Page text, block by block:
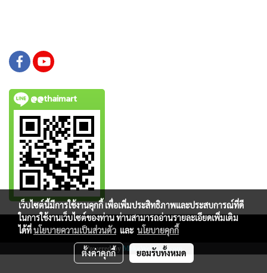
@@thaimart
Copy right by www.thaimartonline.com
Powered byMakeWebEasy.com
เว็บไซต์นี้มีการใช้งานคุกกี้ เพื่อเพิ่มประสิทธิภาพและประสบการณ์ที่ดี
ในการใช้งานเว็บไซต์ของท่าน ท่านสามารถอ่านรายละเอียดเพิ่มเติม
ได้ที่นโยบายความเป็นส่วนตัว และ นโยบายคุกกี้
ตั้งค่าคุกกี้ ยอมรับทั้งหมด